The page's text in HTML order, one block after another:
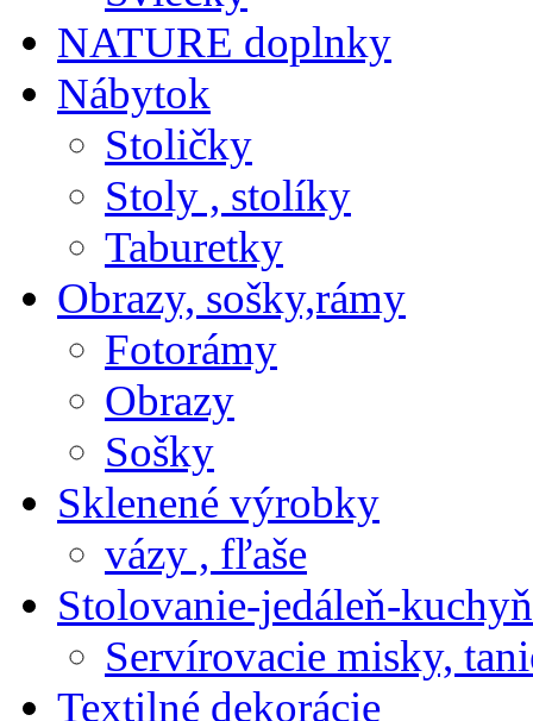
NATURE doplnky
Nábytok
Stoličky
Stoly , stolíky
Taburetky
Obrazy, sošky,rámy
Fotorámy
Obrazy
Sošky
Sklenené výrobky
vázy , fľaše
Stolovanie-jedáleň-
Servírovacie misky,
Textilné dekorácie